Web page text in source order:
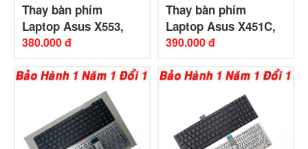
Thay bàn phím
Laptop Asus X553,
X553M, X553MA
380.000 đ
Thay bàn phím
Laptop Asus X451C,
X451CA, X451CC
390.000 đ